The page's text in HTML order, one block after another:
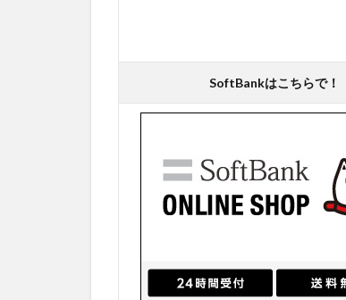
SoftBankはこちらで！